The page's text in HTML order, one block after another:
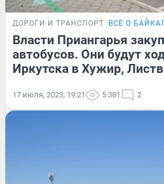
ДОРОГИ И ТРАНСПОРТ ВСЁ О
Власти Приангарья
автобусов. Они будут
Иркутска в Хужир,
17 июля, 2023, 19:21 5 381 2